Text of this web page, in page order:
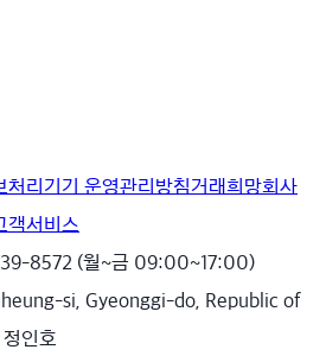
처리기기 운영관리방침거래희망회사
객서비스
8572 (월~금 09:00~17:00)
si, Gyeonggi-do, Republic of
인호